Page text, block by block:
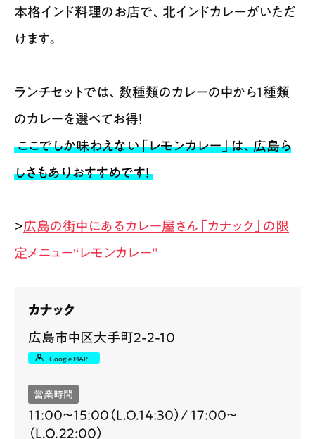
本格インド料理のお店で、北インドカレーがいただ
けます。
ランチセットでは、数種類のカレーの中から1種類
のカレーを選べてお得！
ここでしか味わえない「レモンカレー」は、広島ら
しさもありおすすめです！​
>広島の街中にあるカレー屋さん「カナック」の限
定メニュー“レモンカレー”
カナック
広島市中区大手町2-2-10
Google MAP
営業時間
11:00～15:00（L.O.14:30）/ 17:00～
（L.O.22:00）